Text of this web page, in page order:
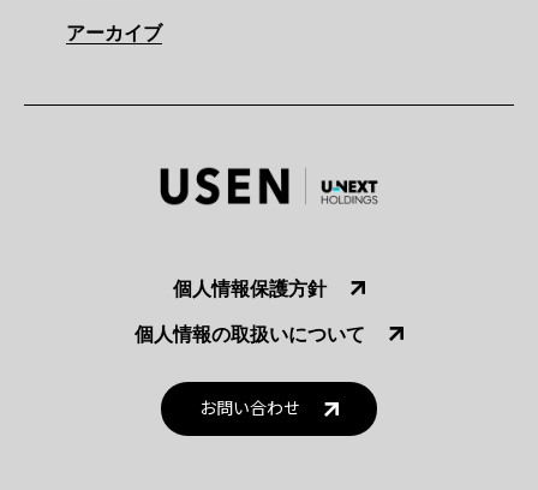
アーカイブ
個人情報保護方針
個人情報の取扱いについて
お問い合わせ